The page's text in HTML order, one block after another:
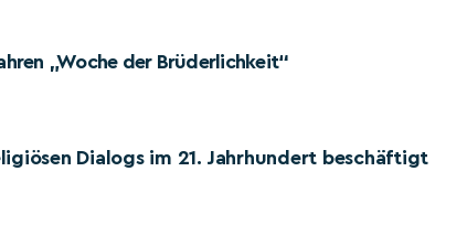
„Woche der Brüderlichkeit“
Dialogs im 21. Jahrhundert beschäftigt